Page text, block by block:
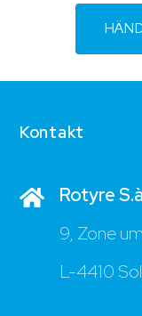
Kontakt
Rotyre
9, Zone
L-4410